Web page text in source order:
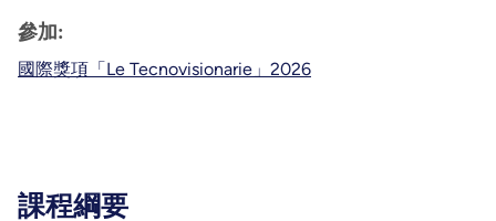
參加:
國際獎項「Le Tecnovisionarie」2026
課程綱要